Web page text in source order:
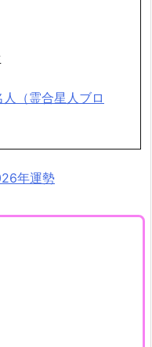
（霊合星人ブロ
年運勢